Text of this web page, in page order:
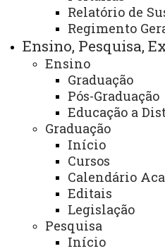
Relatório de
Regimento
Ensino, Pesquisa,
Ensino
Graduação
Pós-Graduação
Educação a
Graduação
Início
Cursos
Calendário
Editais
Legislação
Pesquisa
Início
AUniversidade
Paraná
–Unioeste
regionalmulticampi,
localizados nos
Iguaçu, Francisco Beltrão,
e Toledo, além da